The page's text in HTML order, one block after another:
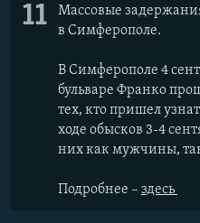
11
Массовые
в Симферополе.
В Симферополе 4
бульваре Франко
тех, кто пришел
ходе обысков 3-4
них как мужчины,
Подробнее – здесь